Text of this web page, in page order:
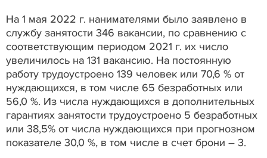
На 1 мая 2022 г. нанимателями было заявлено в
службу занятости 346 вакансии, по сравнению с
соответствующим периодом 2021 г. их число
увеличилось на 131 вакансию. На постоянную
работу трудоустроено 139 человек или 70,6 % от
нуждающихся, в том числе 65 безработных или
56,0 %. Из числа нуждающихся в дополнительных
гарантиях занятости трудоустроено 5 безработных
или 38,5% от числа нуждающихся при прогнозном
показателе 30,0 %, в том числе в счет брони – 3.